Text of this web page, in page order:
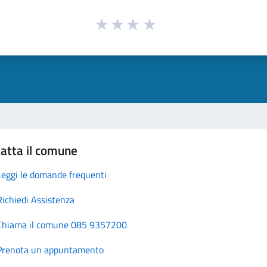
il comune
le domande frequenti
Assistenza
il comune 085 9357200
un appuntamento